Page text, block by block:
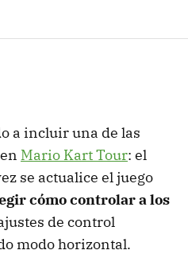
a incluir una de las
Mario Kart Tour: el
se actualice el juego
cómo controlar a los
de control
modo horizontal.